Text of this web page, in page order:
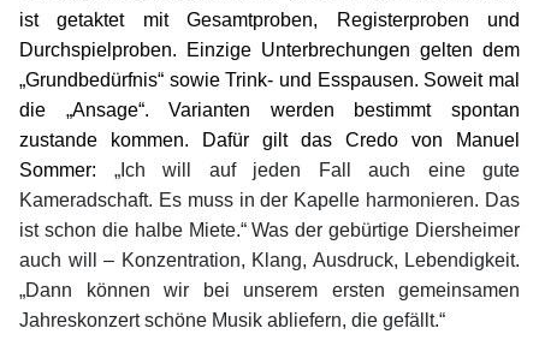
ist getaktet mit Gesamtproben, Registerproben und
Durchspielproben. Einzige Unterbrechungen gelten dem
„Grundbedürfnis“ sowie Trink- und Esspausen. Soweit mal
die „Ansage“. Varianten werden bestimmt spontan
zustande kommen. Dafür gilt das Credo von Manuel
Sommer: „Ich will auf jeden Fall auch eine gute
Kameradschaft. Es muss in der Kapelle harmonieren. Das
ist schon die halbe Miete.“ Was der gebürtige Diersheimer
auch will – Konzentration, Klang, Ausdruck, Lebendigkeit.
„Dann können wir bei unserem ersten gemeinsamen
Jahreskonzert schöne Musik abliefern, die gefällt.“